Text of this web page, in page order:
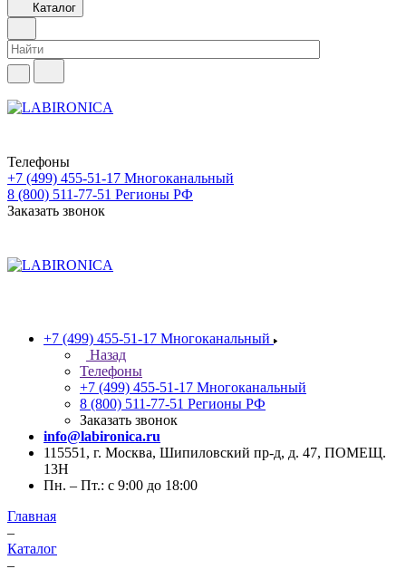
Каталог
Телефоны
+7 (499) 455-51-17 Многоканальный
8 (800) 511-77-51 Регионы РФ
Заказать звонок
+7 (499) 455-51-17 Многоканальный
Назад
Телефоны
+7 (499) 455-51-17 Многоканальный
8 (800) 511-77-51 Регионы РФ
Заказать звонок
info@labironica.ru
115551, г. Москва, Шипиловский пр-д, д. 47, ПОМЕЩ.
13Н
Пн. – Пт.: с 9:00 до 18:00
Главная
–
Каталог
–